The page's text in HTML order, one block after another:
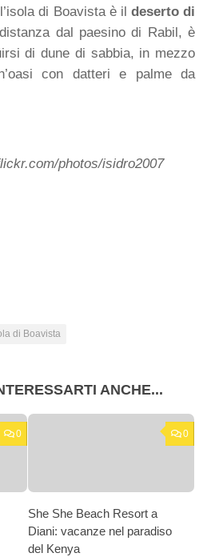
di Boavista è il deserto di
dal paesino di Rabil, è
di dune di sabbia, in mezzo
con datteri e palme da
photos/isidro2007
di Boavista
ANCHE...
0 0
She She Beach Resort a
Diani: vacanze nel paradiso
del Kenya